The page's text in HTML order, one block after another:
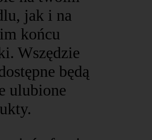
jak i na
końcu
Wszędzie
będą
ulubione